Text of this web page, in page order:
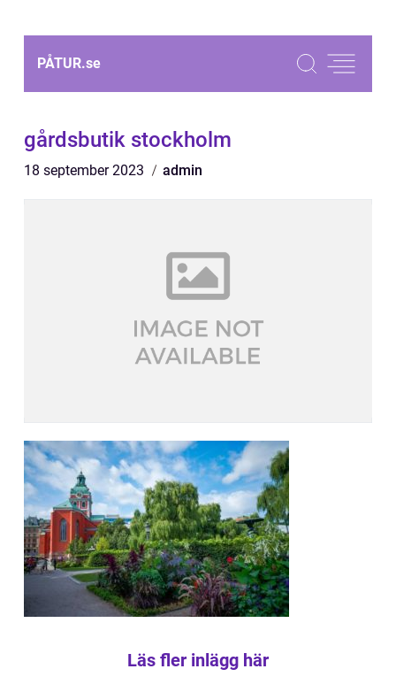
PÅTUR.se
gårdsbutik stockholm
18 september 2023 admin
Läs fler inlägg här